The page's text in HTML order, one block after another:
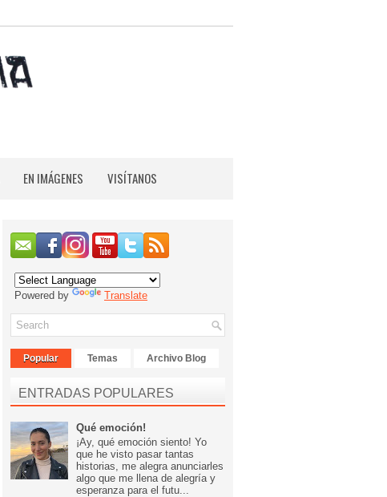
EN IMÁGENES VISÍTANOS
Powered by Translate
Popular Temas Archivo Blog
ENTRADAS POPULARES
Qué emoción!
¡Ay, qué emoción siento! Yo
que he visto pasar tantas
historias, me alegra anunciarles
algo que me llena de alegría y
esperanza para el futu...